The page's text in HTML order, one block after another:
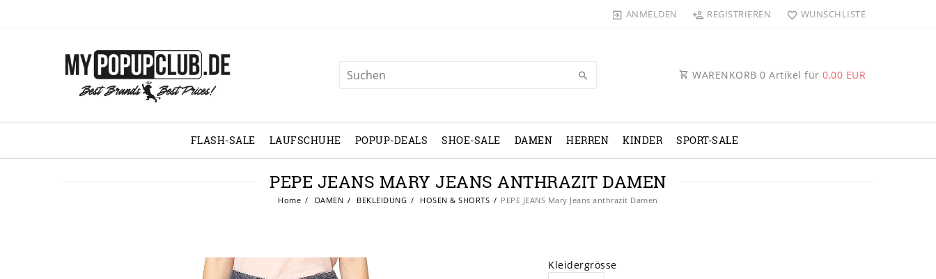
ANMELDEN REGISTRIEREN WUNSCHLISTE
WARENKORB 0 Artikel für 0,00 EUR
FLASH-SALE LAUFSCHUHE POPUP-DEALS SHOE-SALE DAMEN HERREN KINDER SPORT-SALE
PEPE JEANS MARY JEANS ANTHRAZIT DAMEN
Home DAMEN BEKLEIDUNG HOSEN & SHORTS PEPE JEANS Mary Jeans anthrazit Damen
Kleidergrösse